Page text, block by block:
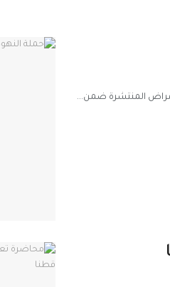
المنتشرة ضمن...